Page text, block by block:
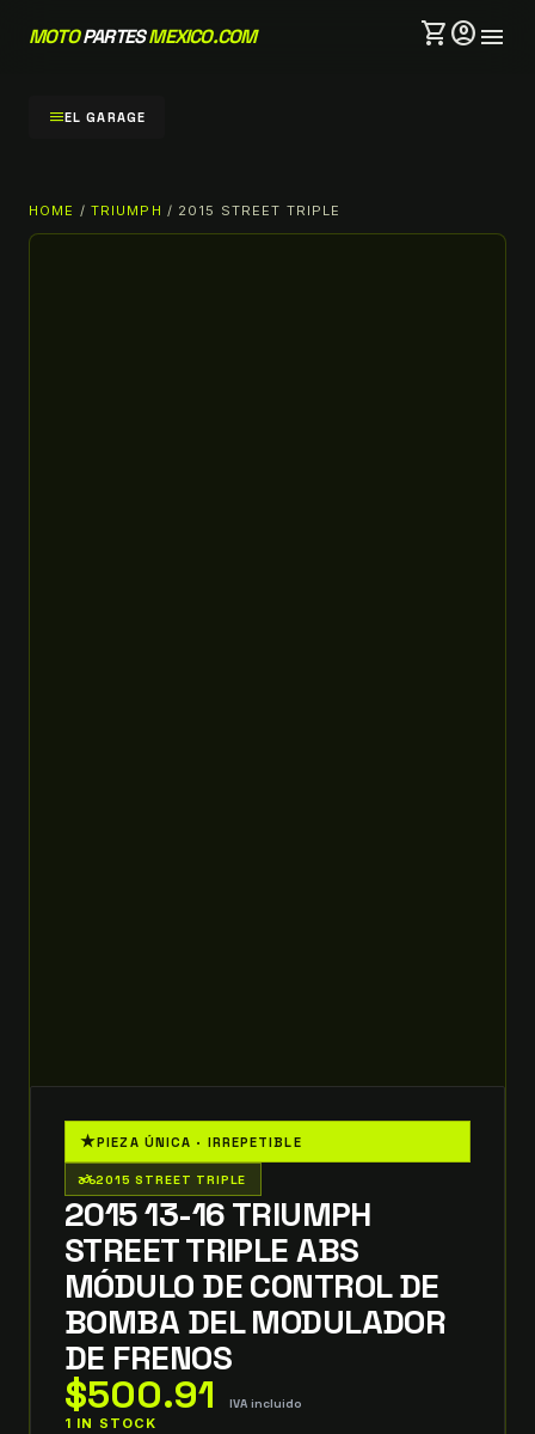
MOTOPARTESMEXICO.COM shopping_cartaccount_circlemenu
menuEL GARAGE
HOME / TRIUMPH / 2015 STREET TRIPLE
★PIEZA ÚNICA · IRREPETIBLE
two_wheeler2015 STREET TRIPLE
2015 13-16 TRIUMPH
STREET TRIPLE ABS
MÓDULO DE CONTROL DE
BOMBA DEL MODULADOR
DE FRENOS
$500.91 IVA incluido
1 IN STOCK